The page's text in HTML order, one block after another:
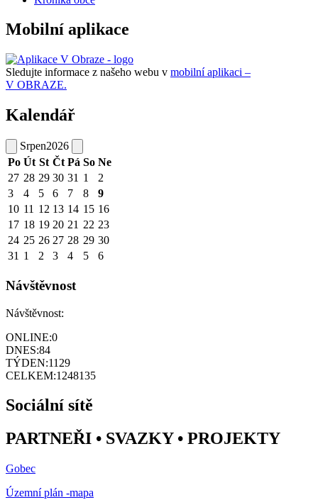
Mobilní aplikace
Sledujte informace z našeho webu v mobilní aplikaci –
V OBRAZE.
Kalendář
Srpen2026
Po Út St Čt Pá So Ne
27 28 29 30 31 1
2
3
4 5 6 7 8
9
10 11 12 13 14 15 16
17 18 19 20 21 22 23
24 25 26 27 28 29 30
31 1 2 3 4 5 6
Návštěvnost
Návštěvnost:
ONLINE:0
DNES:84
TÝDEN:1129
CELKEM:1248135
Sociální sítě
PARTNEŘI • SVAZKY • PROJEKTY
Gobec
Územní plán -mapa